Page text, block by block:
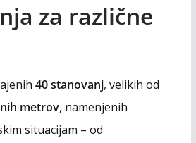
za različne
40 stanovanj, velikih od
metrov, namenjenih
situacijam – od